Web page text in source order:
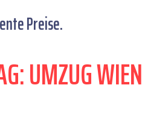
Preise.
UMZUG WIEN